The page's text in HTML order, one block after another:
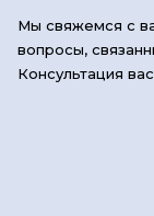
Мы свяжемся с
вопросы,
Консультация